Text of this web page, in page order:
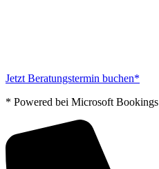
Jetzt Beratungstermin buchen*
* Powered bei Microsoft Bookings